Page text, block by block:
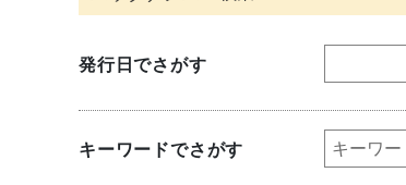
発行日でさがす
キーワードでさがす